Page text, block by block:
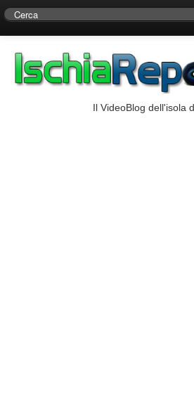
Centro di Ricerche Storiche D’Ambra
Il VideoBlog dell'isola